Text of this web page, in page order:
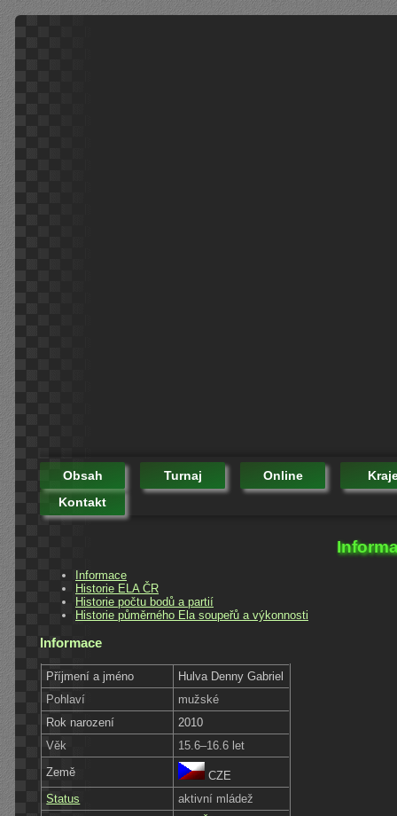
Obsah Turnaj Online
Kontakt
Informace
Historie ELA ČR
Historie počtu bodů a partií
Historie půměrného Ela soupeřů a výkonnosti
Informace
Příjmení a jméno
Hulva Denny Gabriel
Pohlaví
mužské
Rok narození
2010
Věk
15.6–16.6 let
Země
CZE
Status
aktivní mládež